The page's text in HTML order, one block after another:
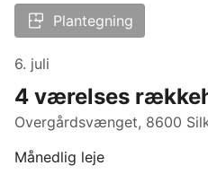
Plantegning
6. juli
4 værelses
Overgårdsvænget, 8600
Månedlig leje